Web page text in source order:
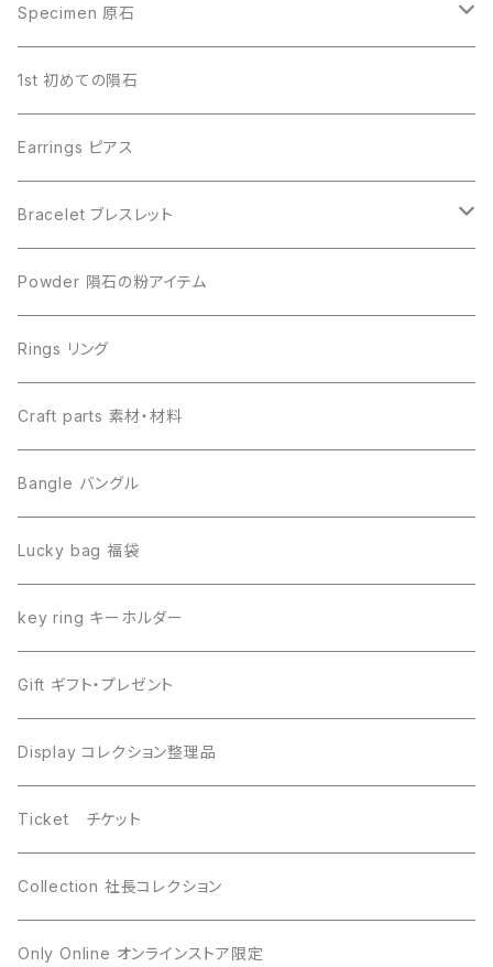
Gibeon ギベオン
Aletai アルタイ
Campo del Cielo カンポデルシエロ
Muonionalusta ムオニオナルスタ
Sericho セリコ
Libyan desert glass リビアングラス
Canyon Diablo キャニオンディアブロ
Imilac イミラック
Henbury ヘンブリー
Dronino ドロニノ
Moldavite モルダバイト
Seymchan セイムチャン
WireWrapping ワイヤーラッピング
Gebel Kamil ゲベルカミル
Mundrabilla マンドラビラ
Specimen 原石
Gibeon ギベオン
Campo del Cielo カンポデルシエロ
Aletai アルタイ
Muonionalusta ムオニオナルスタ
Henbury ヘンブリー
Sericho セリコ
Libyan desert glass リビアングラス
Seymchan セイムチャン
Imilac イミラック
Moldavite モルダバイト
Dronino ドロニノ
Brahin ブラヒン
Uruacu ウルアク
Canyon Diablo キャニオンディアブロ
1st 初めての隕石
Earrings ピアス
Bracelet ブレスレット
ビーズ単品
Powder 隕石の粉アイテム
Rings リング
Craft parts 素材・材料
Bangle バングル
Lucky bag 福袋
key ring キーホルダー
Gift ギフト・プレゼント
Display コレクション整理品
Ticket チケット
Collection 社長コレクション
Only Online オンラインストア限定